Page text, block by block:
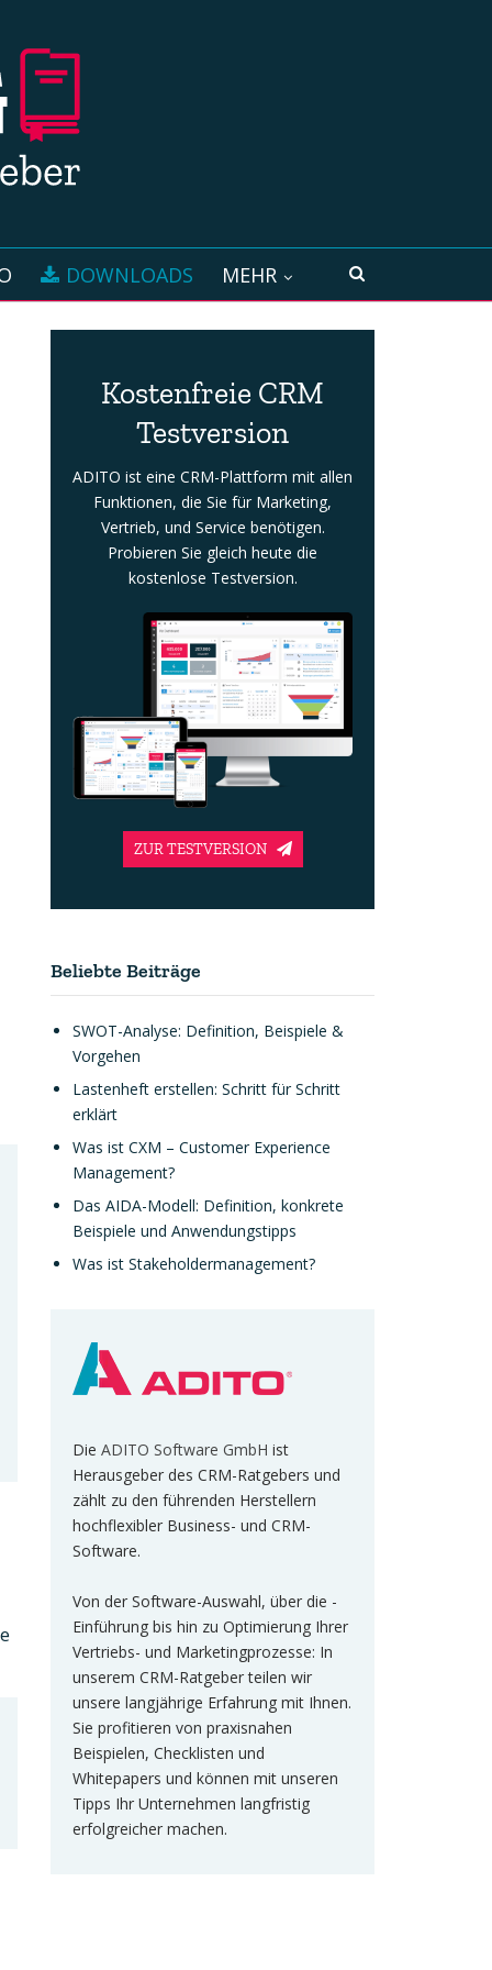
DOWNLOADS MEHR
Kostenfreie CRM
Testversion
ADITO ist eine CRM-Plattform mit allen
Funktionen, die Sie für Marketing,
Vertrieb, und Service benötigen.
Probieren Sie gleich heute die
kostenlose Testversion.
ZUR TESTVERSION
Beliebte Beiträge
SWOT-Analyse: Definition, Beispiele &
Vorgehen
Lastenheft erstellen: Schritt für Schritt
erklärt
Was ist CXM – Customer Experience
Management?
Das AIDA-Modell: Definition, konkrete
Beispiele und Anwendungstipps
Was ist Stakeholdermanagement?
DieADITO Software GmbHist
Herausgeber des CRM-Ratgebers und
zählt zu den führenden Herstellern
hochflexibler Business- und CRM-
Software.
Von der Software-Auswahl, über die -
Einführung bis hin zu Optimierung Ihrer
Vertriebs- und Marketingprozesse: In
unserem CRM-Ratgeber teilen wir
unsere langjährige Erfahrung mit Ihnen.
Sie profitieren von praxisnahen
Beispielen, Checklisten und
Whitepapers und können mit unseren
Tipps Ihr Unternehmen langfristig
erfolgreicher machen.